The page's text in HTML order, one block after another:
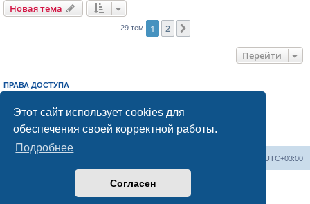
Этот сайт использует cookies для
обеспечения своей корректной работы.
Подробнее
Согласен
Новая тема
29 тем 1 2
Перейти
ПРАВА ДОСТУПА
Выне можетеотвечать на сообщения
Выне можетередактировать свои сообщения
Выне можетеудалять свои сообщения
добавлять вложения
UTC+03:00
Создано на основеphpBB® Forum Software © phpBB Limited
Русская поддержка phpBB